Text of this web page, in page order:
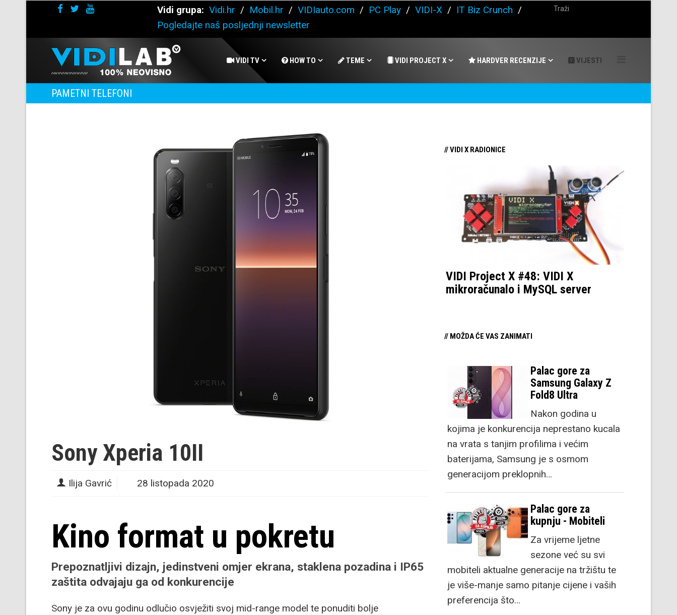
Vidi grupa: Vidi.hr / Mobil.hr / VIDIauto.com / PC Play / VIDI-X / IT Biz Crunch /
Pogledajte naš posljednji newsletter
VIDI TV HOW TO TEME VIDI PROJECT X HARDVER RECENZIJE VIJESTI
PAMETNI TELEFONI
Sony Xperia 10II
Ilija Gavrić 28 listopada 2020
Kino format u pokretu
Prepoznatljivi dizajn, jedinstveni omjer ekrana, staklena pozadina i IP65
zaštita odvajaju ga od konkurencije
Sony je za ovu godinu odlučio osvježiti svoj mid-range model te ponuditi bolje
// VIDI X RADIONICE
VIDI Project X #48: VIDI X
mikroračunalo i MySQL server
// MOŽDA ĆE VAS ZANIMATI
Palac gore za
Samsung Galaxy Z
Fold8 Ultra
Nakon godina u
kojima je konkurencija neprestano kucala
na vrata s tanjim profilima i većim
baterijama, Samsung je s osmom
generacijom preklopnih…
Palac gore za
kupnju - Mobiteli
Za vrijeme ljetne
sezone već su svi
mobiteli aktualne generacije na tržištu te
je više-manje samo pitanje cijene i vaših
preferencija što…